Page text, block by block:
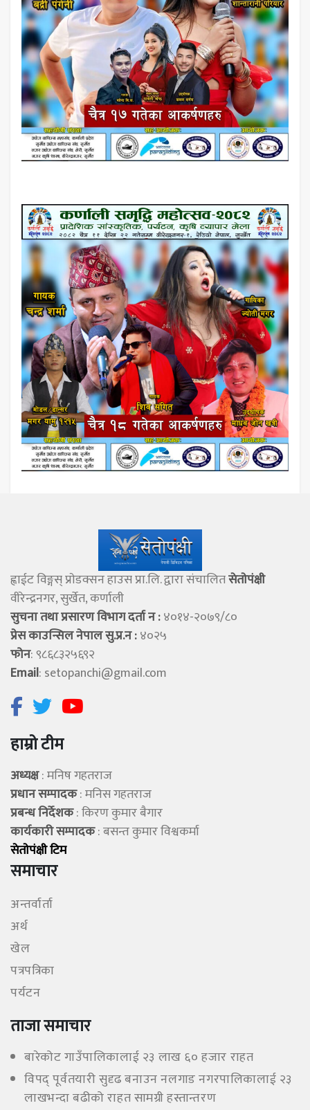
ह्वाईट विङ्गस् प्राेडक्सन हाउस प्रा.लि. द्वारा संचालितसेताेपंक्षी
वीरेन्द्रनगर, सुर्खेत, कर्णाली
सुचना तथा प्रसारण विभाग दर्ता न :४०१४-२०७९/८०
प्रेस काउन्सिल नेपाल सु.प्र.न :४०२५
फोन: ९८६८३२५६९२
Email: setopanchi@gmail.com
हाम्रो टीम
अध्यक्ष: मनिष गहतराज
प्रधान सम्पादक: मनिस गहतराज
प्रबन्ध निर्देशक: किरण कुमार बैगार
कार्यकारी सम्पादक: बसन्त कुमार विश्वकर्मा
सेताेपंक्षी टिम
समाचार
अन्तर्वार्ता
अर्थ
खेल
पत्रपत्रिका
पर्यटन
ताजा समाचार
बारेकोट गाउँपालिकालाई २३ लाख ६० हजार राहत
विपद् पूर्वतयारी सुदृढ बनाउन नलगाड नगरपालिकालाई २३
लाखभन्दा बढीको राहत सामग्री हस्तान्तरण